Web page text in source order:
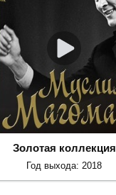
Золотая коллекция
Год выхода: 2018